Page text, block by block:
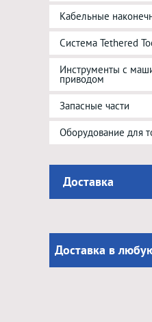
Кабельные
Система Tethered
Инструменты с
приводом
Запасные части
Оборудование для
Доставка
Доставка в